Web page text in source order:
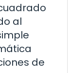
al
de